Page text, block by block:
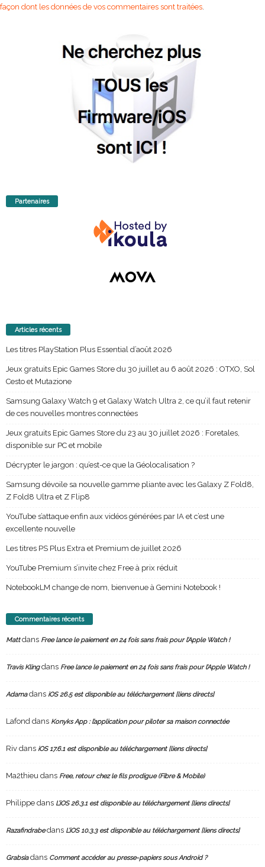
façon dont les données de vos commentaires sont traitées.
Partenaires
Articles récents
Les titres PlayStation Plus Essential d’août 2026
Jeux gratuits Epic Games Store du 30 juillet au 6 août 2026 : OTXO, Sol
Cesto et Mutazione
Samsung Galaxy Watch 9 et Galaxy Watch Ultra 2, ce qu’il faut retenir
de ces nouvelles montres connectées
Jeux gratuits Epic Games Store du 23 au 30 juillet 2026 : Foretales,
disponible sur PC et mobile
Décrypter le jargon : qu’est-ce que la Géolocalisation ?
Samsung dévoile sa nouvelle gamme pliante avec les Galaxy Z Fold8,
Z Fold8 Ultra et Z Flip8
YouTube s’attaque enfin aux vidéos générées par IA et c’est une
excellente nouvelle
Les titres PS Plus Extra et Premium de juillet 2026
YouTube Premium s’invite chez Free à prix réduit
NotebookLM change de nom, bienvenue à Gemini Notebook !
Commentaires récents
Mattdans Free lance le paiement en 24 fois sans frais pour l’Apple Watch !
Travis Klingdans Free lance le paiement en 24 fois sans frais pour l’Apple Watch !
Adamadans iOS 26.5 est disponible au téléchargement [liens directs]
Lafond dans Konyks App : l’application pour piloter sa maison connectée
Riv dans iOS 17.6.1 est disponible au téléchargement [liens directs]
Ma2thieu dans Free, retour chez le fils prodigue (Fibre & Mobile)
Philippe dans L’iOS 26.3.1 est disponible au téléchargement [liens directs]
Razafindrabedans L’iOS 10.3.3 est disponible au téléchargement [liens directs]
Grabsiadans Comment accéder au presse-papiers sous Android ?